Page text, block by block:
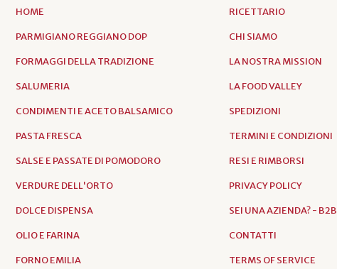
HOME
PARMIGIANO REGGIANO DOP
FORMAGGI DELLA TRADIZIONE
SALUMERIA
CONDIMENTI E ACETO BALSAMICO
PASTA FRESCA
SALSE E PASSATE DI POMODORO
VERDURE DELL'ORTO
DOLCE DISPENSA
OLIO E FARINA
FORNO EMILIA
RICETTARIO
CHI SIAMO
LA NOSTRA MISSION
LA FOOD VALLEY
SPEDIZIONI
TERMINI E CONDIZIONI
RESI E RIMBORSI
PRIVACY POLICY
SEI UNA AZIENDA? - B2B
CONTATTI
TERMS OF SERVICE